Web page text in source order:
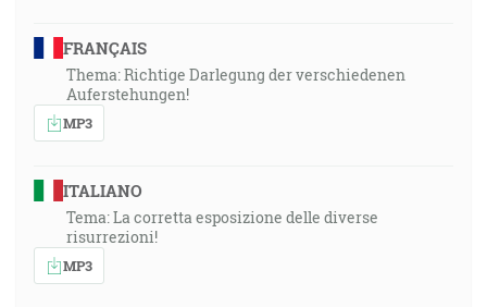
FRANÇAIS
Thema: Richtige Darlegung der verschiedenen
Auferstehungen!
MP3
ITALIANO
Tema: La corretta esposizione delle diverse
risurrezioni!
MP3